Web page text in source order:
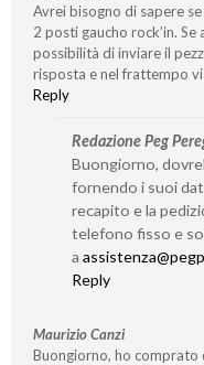
Avrei bisogno di sapere
2 posti gaucho rock’in.
possibilità di inviare il
risposta e nel frattempo
Reply
Redazione Peg
Buongiorno,
fornendo i suoi
recapito e la
telefono fisso e
a
Reply
Maurizio Canzi
Buongiorno, ho comprato